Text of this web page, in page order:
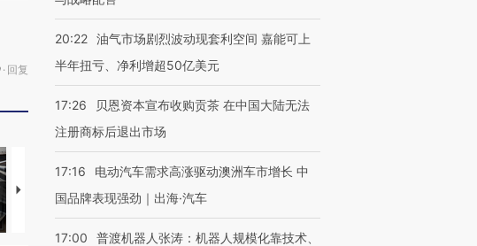
· 回复
视线｜HYROX的吸金
术：是什么让中产们甘
心“花钱找虐”？
马航飞行员跨国走私7万
粒摇头丸 尿检体内含3种
毒品
育部长拱下台
20:22 油气市场剧烈波动现套利空间 嘉能可上
半年扭亏、净利增超50亿美元
17:26
贝恩资本宣布收购贡茶 在中国大陆无法
注册商标后退出市场
17:16
电动汽车需求高涨驱动澳洲车市增长 中
国品牌表现强劲｜出海·汽车
17:00
普渡机器人张涛：机器人规模化靠技术、